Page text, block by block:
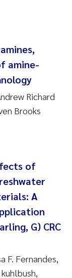
amine-
Richard
Brooks
of
A
G) CRC
F. Fernandes,